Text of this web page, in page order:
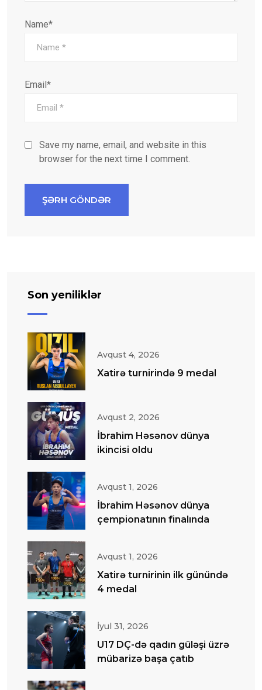
Name*
Email*
Save my name, email, and website in this
browser for the next time I comment.
Son yeniliklər
Avqust 4, 2026
Xatirə turnirində 9 medal
Avqust 2, 2026
İbrahim Həsənov dünya
ikincisi oldu
Avqust 1, 2026
İbrahim Həsənov dünya
çempionatının finalında
Avqust 1, 2026
Xatirə turnirinin ilk günündə
4 medal
İyul 31, 2026
U17 DÇ-də qadın güləşi üzrə
mübarizə başa çatıb